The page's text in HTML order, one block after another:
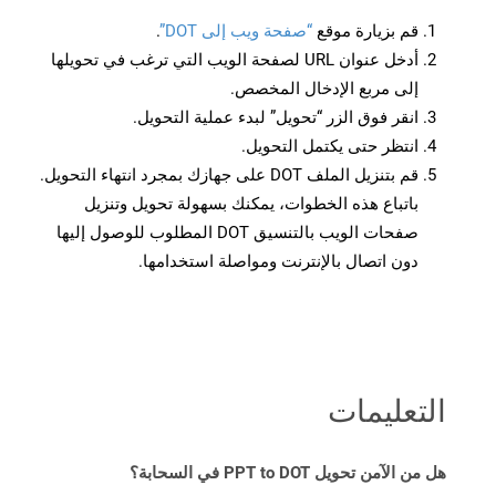
قم بزيارة موقع “صفحة ويب إلى DOT”
.
أدخل عنوان URL لصفحة الويب التي ترغب في تحويلها
إلى مربع الإدخال المخصص.
انقر فوق الزر “تحويل” لبدء عملية التحويل.
انتظر حتى يكتمل التحويل.
قم بتنزيل الملف DOT على جهازك بمجرد انتهاء التحويل.
باتباع هذه الخطوات، يمكنك بسهولة تحويل وتنزيل
صفحات الويب بالتنسيق DOT المطلوب للوصول إليها
دون اتصال بالإنترنت ومواصلة استخدامها.
التعليمات
هل من الآمن تحويل PPT to DOT في السحابة؟